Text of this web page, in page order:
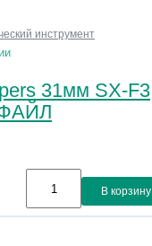
инструмент
31мм SX-F3
В корзину